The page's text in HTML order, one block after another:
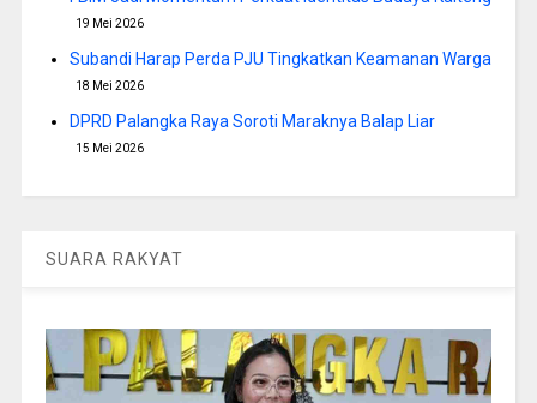
19 Mei 2026
Subandi Harap Perda PJU Tingkatkan Keamanan Warga
18 Mei 2026
DPRD Palangka Raya Soroti Maraknya Balap Liar
15 Mei 2026
SUARA RAKYAT